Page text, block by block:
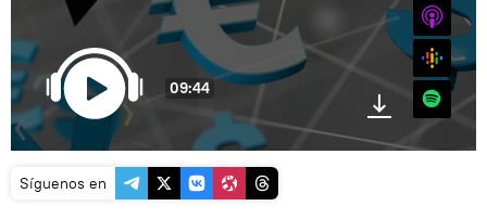
09:44
iTunes
Google
Spotify
Síguenos en